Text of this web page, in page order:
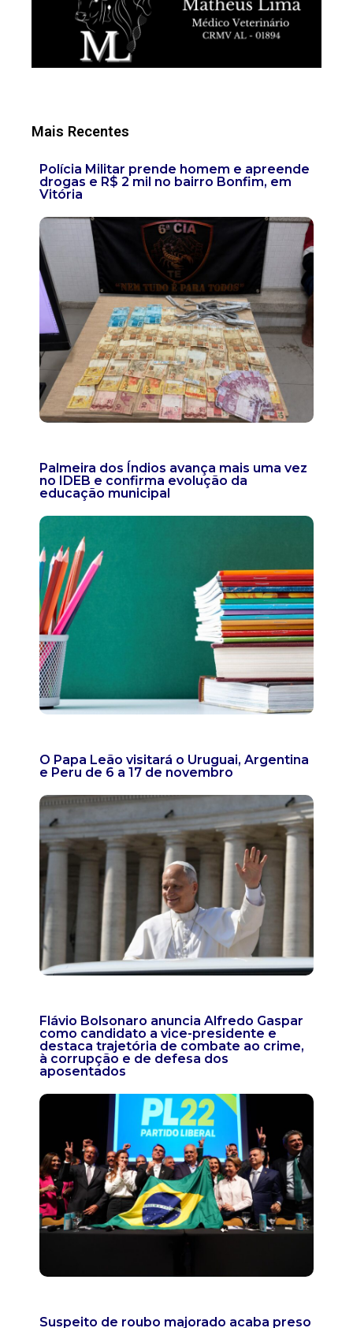
Mais Recentes
Polícia Militar prende homem e apreende
drogas e R$ 2 mil no bairro Bonfim, em
Vitória
Palmeira dos Índios avança mais uma vez
no IDEB e confirma evolução da
educação municipal
O Papa Leão visitará o Uruguai, Argentina
e Peru de 6 a 17 de novembro
Flávio Bolsonaro anuncia Alfredo Gaspar
como candidato a vice-presidente e
destaca trajetória de combate ao crime,
à corrupção e de defesa dos
aposentados
Suspeito de roubo majorado acaba preso